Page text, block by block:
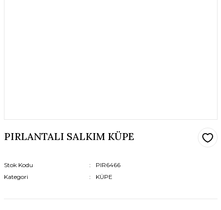
PIRLANTALI SALKIM KÜPE
Stok Kodu
PIR6466
Kategori
KÜPE